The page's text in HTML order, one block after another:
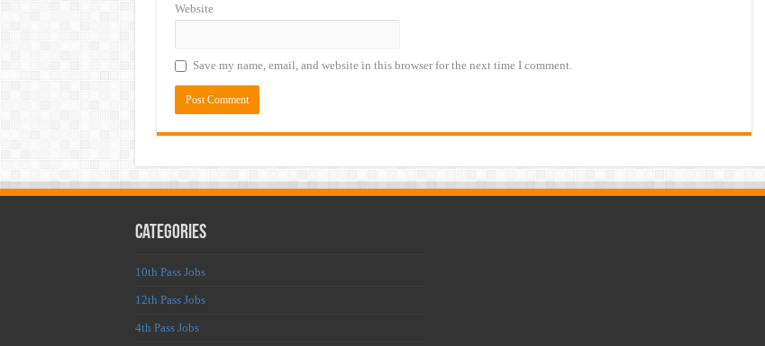
Website
Save my name, email, and website in this browser for the next time I comment.
Categories
10th Pass Jobs
12th Pass Jobs
4th Pass Jobs